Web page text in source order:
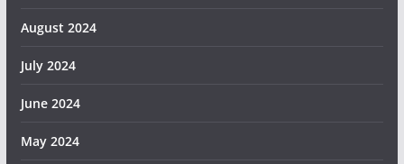
August 2024
July 2024
June 2024
May 2024